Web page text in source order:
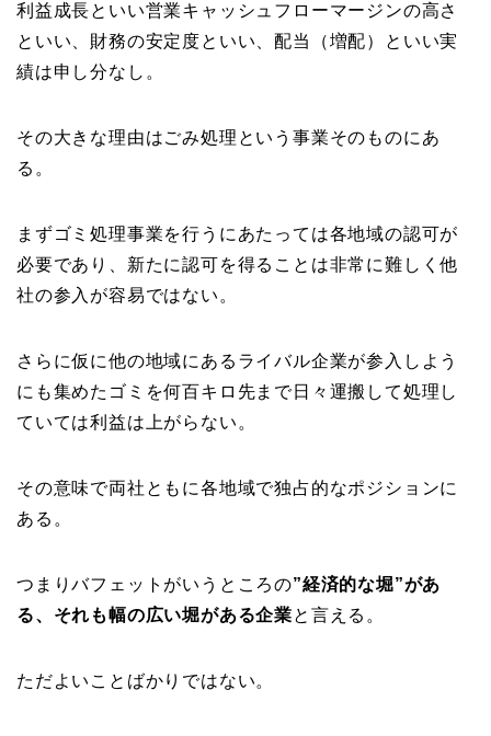
利益成長といい営業キャッシュフローマージンの高さ
といい、財務の安定度といい、配当（増配）といい実
績は申し分なし。
その大きな理由はごみ処理という事業そのものにあ
る。
まずゴミ処理事業を行うにあたっては各地域の認可が
必要であり、新たに認可を得ることは非常に難しく他
社の参入が容易ではない。
さらに仮に他の地域にあるライバル企業が参入しよう
にも集めたゴミを何百キロ先まで日々運搬して処理し
ていては利益は上がらない。
その意味で両社ともに各地域で独占的なポジションに
ある。
つまりバフェットがいうところの”経済的な堀”があ
る、それも幅の広い堀がある企業と言える。
ただよいことばかりではない。